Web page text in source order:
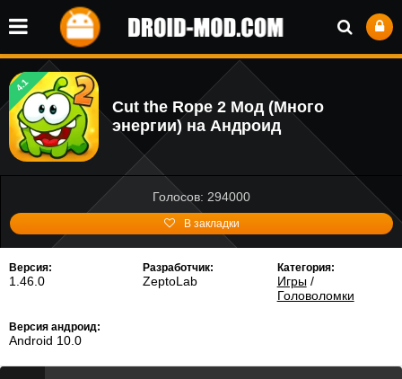
4.1
Cut the Rope 2 Мод (Много
энергии) на Андроид
Голосов: 294000
В закладки
Версия:
1.46.0
Разработчик:
ZeptoLab
Категория:
Игры/
Головоломки
Версия андроид:
Android 10.0